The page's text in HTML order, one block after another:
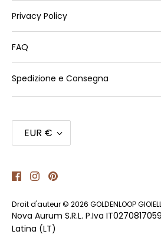
Privacy Policy
FAQ
Spedizione e Consegna
Devise
EUR €
Droit d'auteur © 2026 GOLDENLOOP
Nova Aurum S.R.L. P.Iva
Latina (LT)